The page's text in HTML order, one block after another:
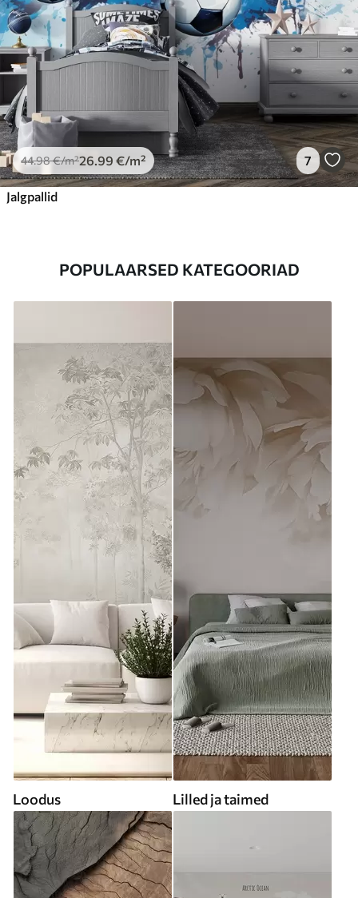
44.98€/m²26 .99 €/m² 7
Jalgpallid
POPULAARSED KATEGOORIAD
Loodus Lilled ja taimed